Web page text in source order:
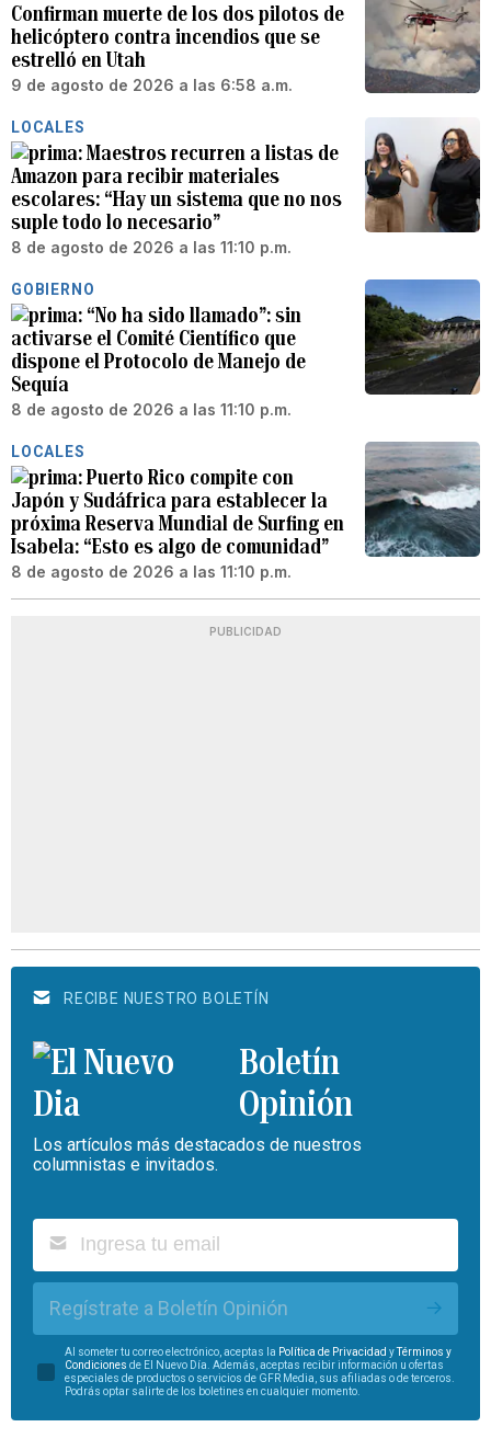
Confirman muerte de los dos pilotos de
helicóptero contra incendios que se
estrelló en Utah
9 de agosto de 2026 a las 6:58 a.m.
LOCALES
Maestros recurren a listas de
Amazon para recibir materiales
escolares: “Hay un sistema que no nos
suple todo lo necesario”
8 de agosto de 2026 a las 11:10 p.m.
GOBIERNO
“No ha sido llamado”: sin
activarse el Comité Científico que
dispone el Protocolo de Manejo de
Sequía
8 de agosto de 2026 a las 11:10 p.m.
LOCALES
Puerto Rico compite con
Japón y Sudáfrica para establecer la
próxima Reserva Mundial de Surfing en
Isabela: “Esto es algo de comunidad”
8 de agosto de 2026 a las 11:10 p.m.
PUBLICIDAD
RECIBE NUESTRO BOLETÍN
Boletín
Opinión
Los artículos más destacados de nuestros
columnistas e invitados.
Regístrate a Boletín Opinión
Al someter tu correo electrónico, aceptas la Política de Privacidad yTérminos y
Condiciones de El Nuevo Día. Además, aceptas recibir información u ofertas
especiales de productos o servicios de GFR Media, sus afiliadas o de terceros.
Podrás optar salirte de los boletines en cualquier momento.